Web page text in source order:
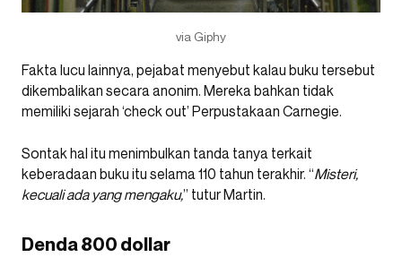
via Giphy
Fakta lucu lainnya, pejabat menyebut kalau buku tersebut
dikembalikan secara anonim. Mereka bahkan tidak
memiliki sejarah ‘check out’ Perpustakaan Carnegie.
Sontak hal itu menimbulkan tanda tanya terkait
keberadaan buku itu selama 110 tahun terakhir. “Misteri,
kecuali ada yang mengaku,” tutur Martin.
Denda 800 dollar